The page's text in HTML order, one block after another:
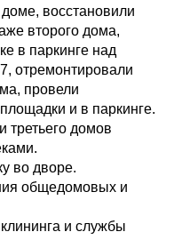
восстановили
второго дома,
в паркинге над
отремонтировали
провели
и в паркинге.
третьего домов
во дворе.
общедомовых и
и службы